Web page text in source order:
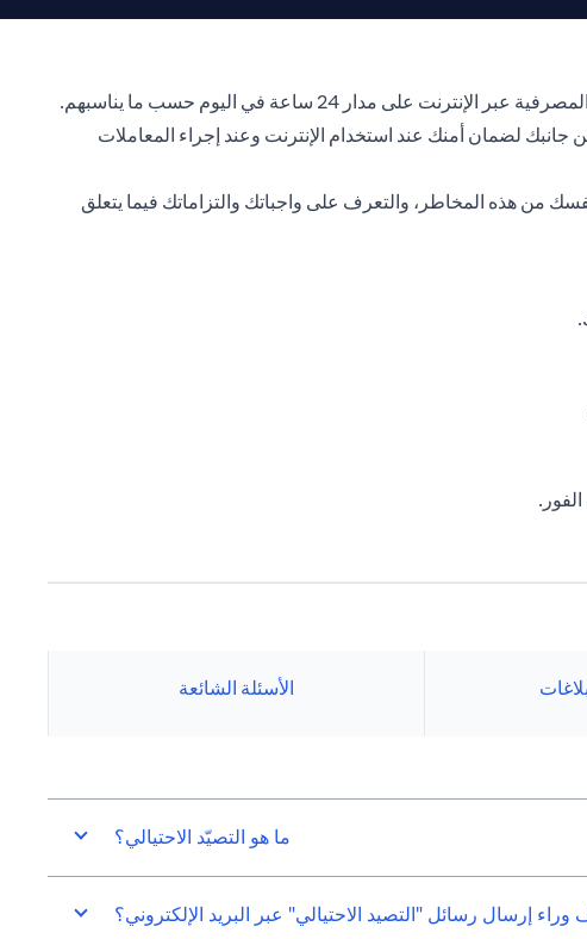
24 ساعة في اليوم حسب ما يناسبهم.
جانبك لضمان أمنك عند استخدام الإنترنت وعند إجراء المعاملات
من هذه المخاطر، والتعرف على واجباتك والتزاماتك فيما يتعلق
الأسئلة الشائعة
ما هو التصيّد الاحتيالي؟
وراء إرسال رسائل "التصيد الاحتيالي" عبر البريد الإلكتروني؟